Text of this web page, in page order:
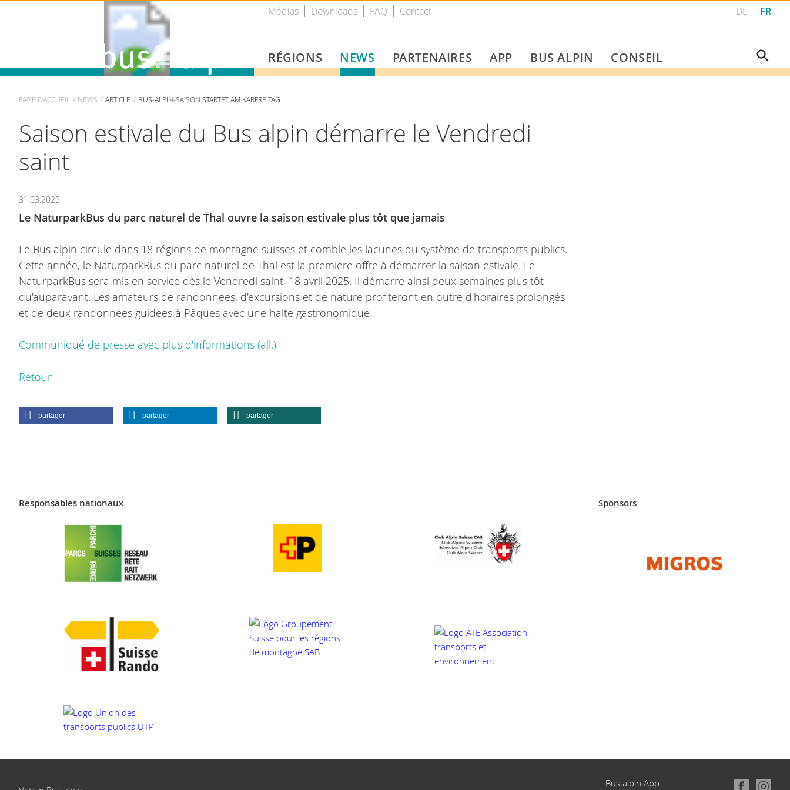
Médias Downloads FAQ Contact DE FR
RÉGIONS NEWS PARTENAIRES APP BUS ALPIN CONSEIL
PAGE D'ACCUEIL NEWS ARTICLE BUS-ALPIN-SAISON STARTET AM KARFREITAG
Saison estivale du Bus alpin démarre le Vendredi
saint
31.03.2025
Le NaturparkBus du parc naturel de Thal ouvre la saison estivale plus tôt que jamais
Le Bus alpin circule dans 18 régions de montagne suisses et comble les lacunes du système de transports publics.
Cette année, le NaturparkBus du parc naturel de Thal est la première offre à démarrer la saison estivale. Le
NaturparkBus sera mis en service dès le Vendredi saint, 18 avril 2025. Il démarre ainsi deux semaines plus tôt
qu'auparavant. Les amateurs de randonnées, d'excursions et de nature profiteront en outre d'horaires prolongés
et de deux randonnées guidées à Pâques avec une halte gastronomique.
Communiqué de presse avec plus d'informations (all.)
Retour
partager partager partager
Responsables nationaux Sponsors
Bus alpin App